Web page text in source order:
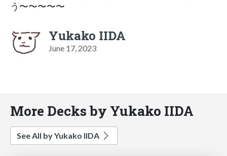
う〜〜〜〜〜
Yukako IIDA
June 17, 2023
More Decks by Yukako IIDA
See All by Yukako IIDA